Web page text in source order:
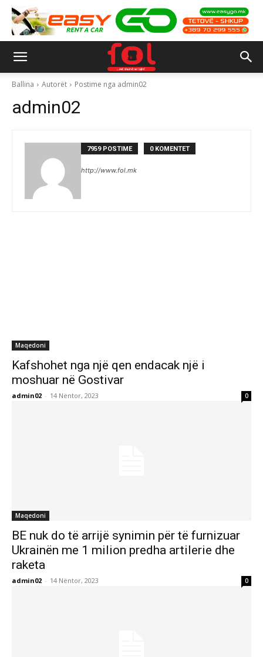
Ballina Autorët Postime nga admin02
admin02
7959 POSTIME 0 KOMENTET
http://www.fol.mk
Maqedoni
Kafshohet nga një qen endacak një i
moshuar në Gostivar
admin02 - 14 Nëntor, 2023 0
Maqedoni
BE nuk do të arrijë synimin për të furnizuar
Ukrainën me 1 milion predha artilerie dhe
raketa
admin02 - 14 Nëntor, 2023 0